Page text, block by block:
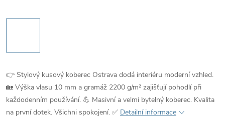
👉 Stylový kusový koberec Ostrava dodá interiéru moderní vzhled.
🏡 Výška vlasu 10 mm a gramáž 2200 g/m² zajišťují pohodlí při
každodenním používání. 💪 Masivní a velmi bytelný koberec. Kvalita
na první dotek. Všichni spokojení. ✅ Detailní informace